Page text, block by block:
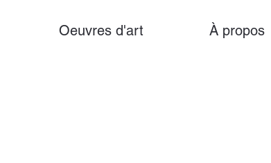
Oeuvres d'art À propos